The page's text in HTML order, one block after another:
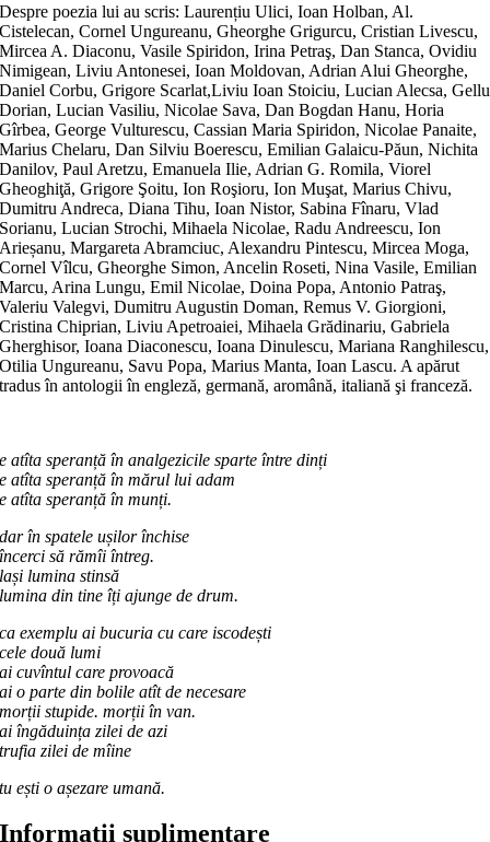
Despre poezia lui au scris: Laurențiu Ulici, Ioan Holban, Al.
Cistelecan, Cornel Ungureanu, Gheorghe Grigurcu, Cristian Livescu,
Mircea A. Diaconu, Vasile Spiridon, Irina Petraş, Dan Stanca, Ovidiu
Nimigean, Liviu Antonesei, Ioan Moldovan, Adrian Alui Gheorghe,
Daniel Corbu, Grigore Scarlat,Liviu Ioan Stoiciu, Lucian Alecsa, Gellu
Dorian, Lucian Vasiliu, Nicolae Sava, Dan Bogdan Hanu, Horia
Gîrbea, George Vulturescu, Cassian Maria Spiridon, Nicolae Panaite,
Marius Chelaru, Dan Silviu Boerescu, Emilian Galaicu‐Păun, Nichita
Danilov, Paul Aretzu, Emanuela Ilie, Adrian G. Romila, Viorel
Gheoghiţă, Grigore Şoitu, Ion Roşioru, Ion Muşat, Marius Chivu,
Dumitru Andreca, Diana Tihu, Ioan Nistor, Sabina Fînaru, Vlad
Sorianu, Lucian Strochi, Mihaela Nicolae, Radu Andreescu, Ion
Arieșanu, Margareta Abramciuc, Alexandru Pintescu, Mircea Moga,
Cornel Vîlcu, Gheorghe Simon, Ancelin Roseti, Nina Vasile, Emilian
Marcu, Arina Lungu, Emil Nicolae, Doina Popa, Antonio Patraş,
Valeriu Valegvi, Dumitru Augustin Doman, Remus V. Giorgioni,
Cristina Chiprian, Liviu Apetroaiei, Mihaela Grădinariu, Gabriela
Gherghisor, Ioana Diaconescu, Ioana Dinulescu, Mariana Ranghilescu,
Otilia Ungureanu, Savu Popa, Marius Manta, Ioan Lascu. A apărut
tradus în antologii în engleză, germană, aromână, italiană şi franceză.
e atîta speranță în analgezicile sparte între dinți
e atîta speranță în mărul lui adam
e atîta speranță în munți.
dar în spatele ușilor închise
încerci să rămîi întreg.
lași lumina stinsă
lumina din tine îți ajunge de drum.
ca exemplu ai bucuria cu care iscodești
cele două lumi
ai cuvîntul care provoacă
ai o parte din bolile atît de necesare
morții stupide. morții în van.
ai îngăduința zilei de azi
trufia zilei de mîine
tu ești o așezare umană.
Informații suplimentare